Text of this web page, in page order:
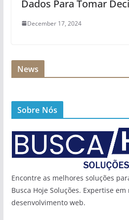
Dados Para Tomar
December 17, 2024
News
Sobre Nós
Encontre as melhores soluções
Busca Hoje Soluções. Expertise
desenvolvimento web.